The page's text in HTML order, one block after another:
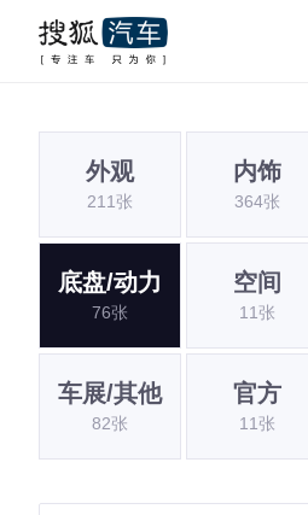
外观
211张
内饰
364张
底盘/动力
76张
空间
11张
车展/其他
82张
官方
11张